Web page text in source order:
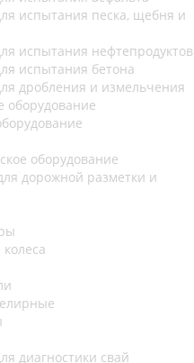
испытания песка, щебня и
испытания нефтепродуктов
испытания бетона
дробления и измельчения
оборудование
оборудование
дорожной разметки и
диагностики свай